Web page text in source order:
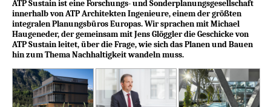
ATP Sustain ist eine Forschungs- und Sonderplanungsgesellschaft
innerhalb von ATP Architekten Ingenieure, einem der größten
integralen Planungsbüros Europas. Wir sprachen mit Michael
Haugeneder, der gemeinsam mit Jens Glöggler die Geschicke von
ATP Sustain leitet, über die Frage, wie sich das Planen und Bauen
hin zum Thema Nachhaltigkeit wandeln muss.